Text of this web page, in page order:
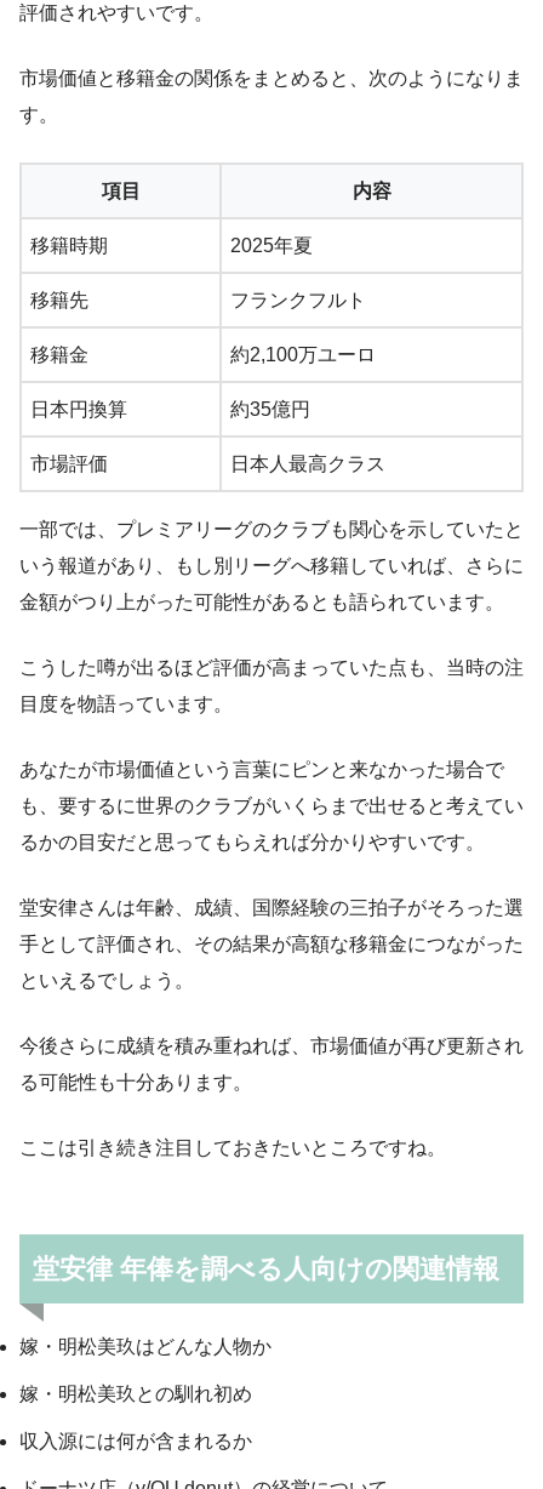
評価されやすいです。
市場価値と移籍金の関係をまとめると、次のようになりま
す。
項目 内容
移籍時期 2025年夏
移籍先 フランクフルト
移籍金 約2,100万ユーロ
日本円換算 約35億円
市場評価 日本人最高クラス
一部では、プレミアリーグのクラブも関心を示していたと
いう報道があり、もし別リーグへ移籍していれば、さらに
金額がつり上がった可能性があるとも語られています。
こうした噂が出るほど評価が高まっていた点も、当時の注
目度を物語っています。
あなたが市場価値という言葉にピンと来なかった場合で
も、要するに世界のクラブがいくらまで出せると考えてい
るかの目安だと思ってもらえれば分かりやすいです。
堂安律さんは年齢、成績、国際経験の三拍子がそろった選
手として評価され、その結果が高額な移籍金につながった
といえるでしょう。
今後さらに成績を積み重ねれば、市場価値が再び更新され
る可能性も十分あります。
ここは引き続き注目しておきたいところですね。
堂安律 年俸を調べる人向けの関連情報
嫁・明松美玖はどんな人物か
嫁・明松美玖との馴れ初め
収入源には何が含まれるか